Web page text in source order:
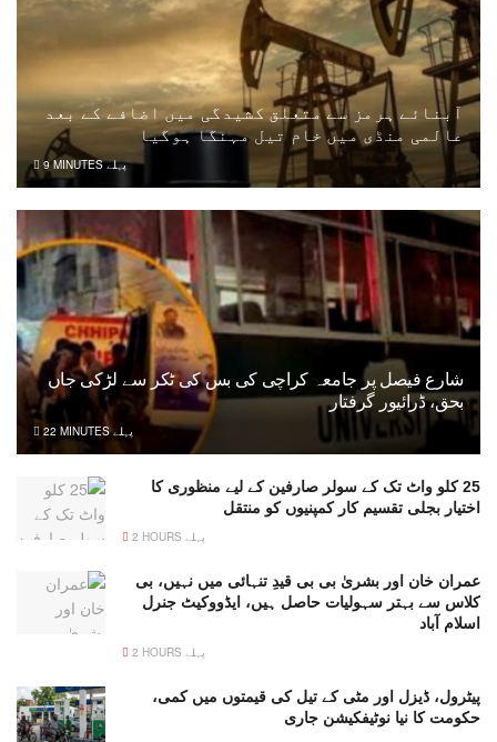
آبنائے ہرمز سے متعلق کشیدگی میں اضافے کے بعد
عالمی منڈی میں خام تیل مہنگا ہوگیا
9 MINUTES پہلے
شارع فیصل پر جامعہ کراچی کی بس کی ٹکر سے لڑکی جاں
بحق، ڈرائیور گرفتار
22 MINUTES پہلے
25 کلو واٹ تک کے سولر صارفین کے لیے منظوری کا
اختیار بجلی تقسیم کار کمپنیوں کو منتقل
2 HOURS پہلے
عمران خان اور بشریٰ بی بی قیدِ تنہائی میں نہیں، بی
کلاس سے بہتر سہولیات حاصل ہیں، ایڈووکیٹ جنرل
اسلام آباد
2 HOURS پہلے
پیٹرول، ڈیزل اور مٹی کے تیل کی قیمتوں میں کمی،
حکومت کا نیا نوٹیفکیشن جاری